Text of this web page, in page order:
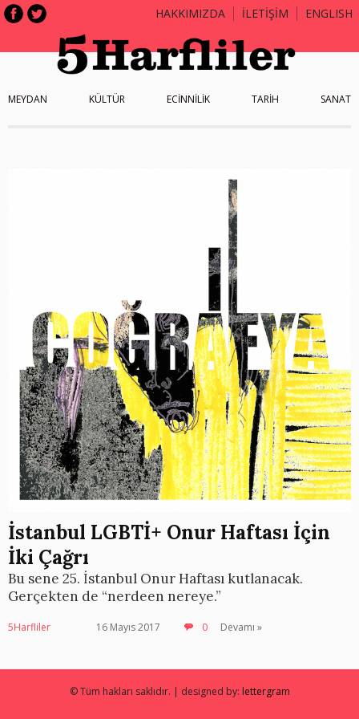
HAKKIMIZDA İLETİŞİM ENGLISH
MEYDAN KÜLTÜR ECİNNİLİK TARİH SANAT
İstanbul LGBTİ+ Onur Haftası İçin
İki Çağrı
Bu sene 25. İstanbul Onur Haftası kutlanacak.
Gerçekten de “nerdeen nereye.”
5Harfliler 16 Mayıs 2017 0 Devamı »
© Tüm hakları saklıdır. | designed by: lettergram